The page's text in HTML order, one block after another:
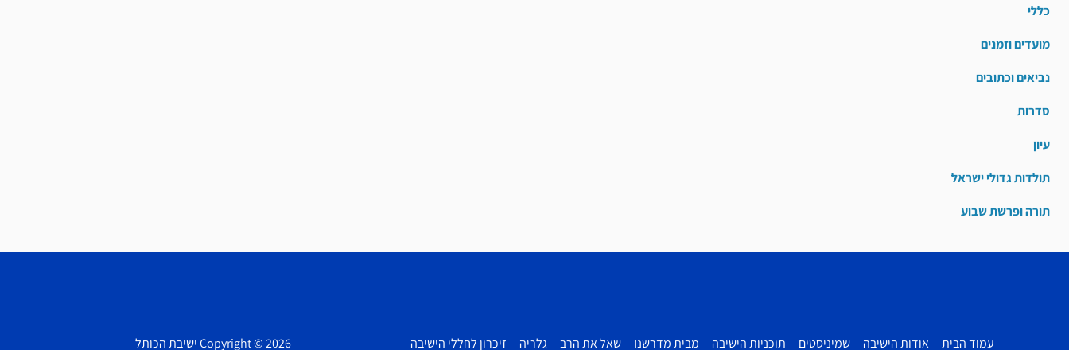
כללי
מועדים וזמנים
נביאים וכתובים
סדרות
עיון
תולדות גדולי ישראל
תורה ופרשת שבוע
עמוד הבית אודות הישיבה שמיניסטים תוכניות הישיבה מבית מדרשנו שאל את הרב גלריה זיכרון לחללי הישיבה Copyright © 2026 ישיבת הכותל